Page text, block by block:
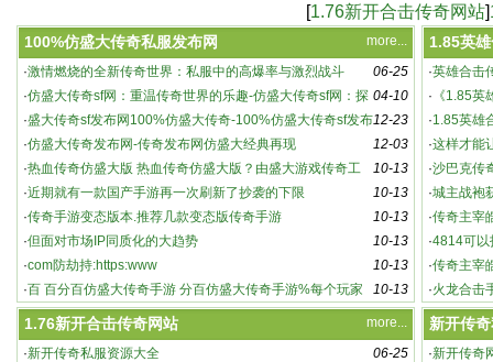
新开传奇私服资源大全
奇游戏-1.76新开合击
[1.76新开合击传奇网站]
_新开180传奇网站
more...
100%仿盛大传奇私服发布网
06-25
·激情燃烧的全新传奇世界：私服中的高爆率与激烈战斗
04-10
·仿盛大传奇sf网：重温传奇世界的乐趣-仿盛大传奇sf网：探
索未知的游戏世界
12-23
·盛大传奇sf发布网100%仿盛大传奇-100%仿盛大传奇sf发布
网，重温经典传奇
12-03
·仿盛大传奇发布网-传奇发布网仿盛大经典再现
10-13
·热血传奇仿盛大版 热血传奇仿盛大版？由盛大游戏传奇工
作室研发、腾讯代
10-13
·近期就有一款国产手游再一次刷新了抄袭的下限
10-13
·传奇手游变态版本.推荐几款变态版传奇手游
10-13
·但面对市场IP同质化的大趋势
10-13
·com防劫持:https:www
10-13
·百 百分百仿盛大传奇手游 分百仿盛大传奇手游%每个玩家
都能
1.85英
·英雄合击
· 《1.85
5英雄合击
·1.85英雄
·这样才能
·沙巴克传
·城主战袍
动详解
·传奇主宰
·4814可
021 官方
·传奇主宰
奇主
·火龙合击
游 都
more...
1.76新开合击传奇网站
06-25
·新开传奇私服资源大全
新开传
·新开传奇